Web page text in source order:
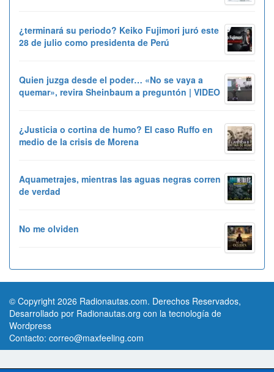
¿terminará su periodo? Keiko Fujimori juró este
28 de julio como presidenta de Perú
Quien juzga desde el poder… «No se vaya a
quemar», revira Sheinbaum a preguntón | VIDEO
¿Justicia o cortina de humo? El caso Ruffo en
medio de la crisis de Morena
Aquametrajes, mientras las aguas negras corren
de verdad
No me olviden
© Copyright 2026 Radionautas.com. Derechos Reservados,
Desarrollado por Radionautas.org con la tecnología de
Wordpress
Contacto: correo@maxfeeling.com